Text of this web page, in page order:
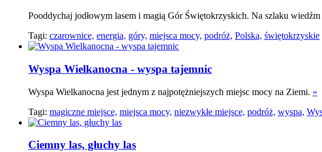
Pooddychaj jodłowym lasem i magią Gór Świętokrzyskich. Na szlaku
Tagi: czarownice, energia, góry, miejsca mocy, podróż, Polska, świętokrzyskie
Wyspa Wielkanocna - wyspa tajemnic
Wyspa Wielkanocna jest jednym z najpotężniejszych miejsc mocy na Ziemi. »
Tagi: magiczne miejsce, miejsca mocy, niezwykłe miejsce, podróż, wyspa,
Ciemny las, głuchy las